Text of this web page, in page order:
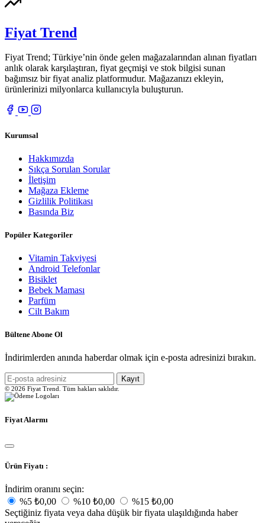
Fiyat Trend
Fiyat Trend; Türkiye’nin önde gelen mağazalarından alınan fiyatları
anlık olarak karşılaştıran, fiyat geçmişi ve stok bilgisi sunan
bağımsız bir fiyat analiz platformudur. Mağazanızı ekleyin,
ürünlerinizi milyonlarca kullanıcıyla buluşturun.
Kurumsal
Hakkımızda
Sıkça Sorulan Sorular
İletişim
Mağaza Ekleme
Gizlilik Politikası
Basında Biz
Popüler Kategoriler
Vitamin Takviyesi
Android Telefonlar
Bisiklet
Bebek Maması
Parfüm
Cilt Bakım
Bültene Abone Ol
İndirimlerden anında haberdar olmak için e-posta adresinizi bırakın.
Kayıt
© 2026 Fiyat Trend. Tüm hakları saklıdır.
Fiyat Alarmı
Ürün Fiyatı :
İndirim oranını seçin:
%5 ₺0,00 %10 ₺0,00 %15 ₺0,00
Seçtiğiniz fiyata veya daha düşük bir fiyata ulaşıldığında haber